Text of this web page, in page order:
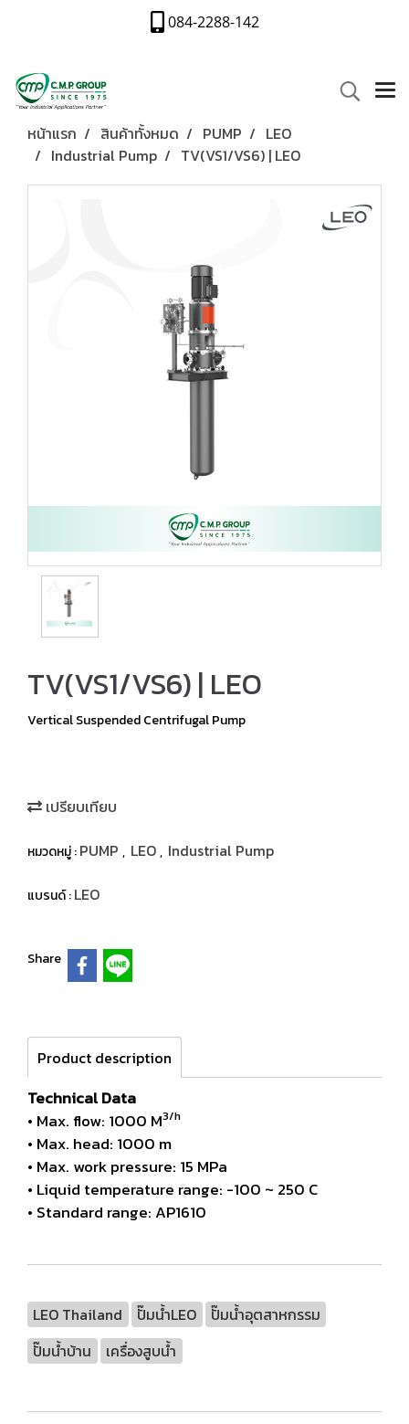
084-2288-142
หน้าแรก สินค้าทั้งหมด PUMP
LEO
Industrial Pump
TV(VS1/VS6) | LEO
TV(VS1/VS6) | LEO
Vertical Suspended Centrifugal Pump
เปรียบเทียบ
หมวดหมู่ :PUMP , LEO, Industrial Pump
แบรนด์ :LEO
Share
Product description
Technical Data
• Max. flow: 1000 M3/h
• Max. head: 1000 m
• Max. work pressure: 15 MPa
• Liquid temperature range: -100 ~ 250 C
• Standard range: AP1610
LEO Thailand ปั๊มน้ำLEO
ปั๊มน้ำอุตสาหกรรม
ปั๊มน้ำบ้าน
เครื่องสูบน้ำ